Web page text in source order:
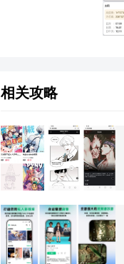
相关攻略